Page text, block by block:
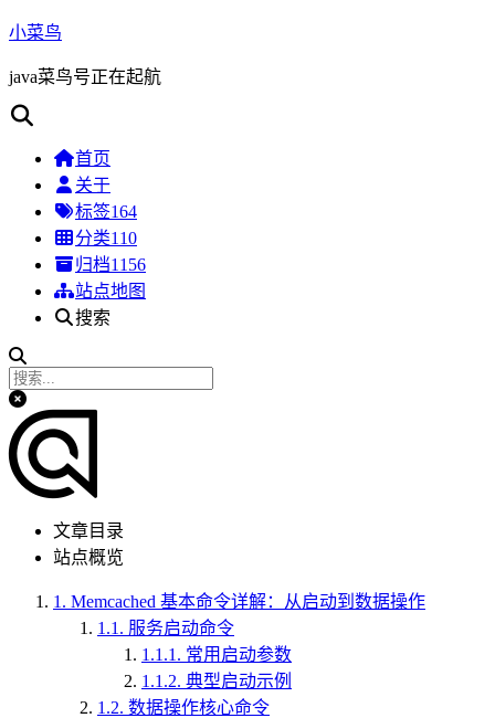
小菜鸟
java菜鸟号正在起航
首页
关于
标签164
分类110
归档1156
站点地图
搜索
文章目录
站点概览
1. Memcached 基本命令详解：从启动到数据操作
1.1. 服务启动命令
1.1.1. 常用启动参数
1.1.2. 典型启动示例
1.2. 数据操作核心命令